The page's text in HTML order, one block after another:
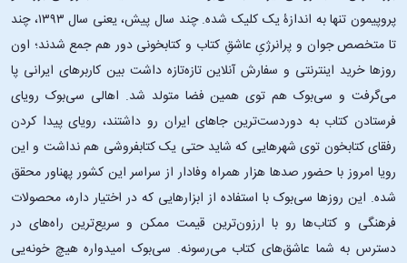
پروپیمون تنها به اندازۀ یک کلیک شده. چند سال پیش، یعنی سال ۱۳۹۳، چند
تا متخصص جوان و پرانرژیِ عاشقِ کتاب و کتابخونی دور هم جمع شدند؛ اون‌
روزها خرید اینترنتی و سفارش آنلاین تازه‌تازه داشت بین کاربرهای ایرانی پا
می‌گرفت و سی‌بوک هم توی همین فضا متولد شد. اهالی سی‌بوک رویای
فرستادن کتاب به دوردست‌ترین جاهای ایران رو داشتند، رویای پیدا کردن
رفقای کتابخون توی شهرهایی که شاید حتی یک کتابفروشی هم نداشت و این
رویا امروز با حضور صدها هزار همراه وفادار از سراسر این کشور پهناور محقق
شده. این ‌روزها سی‌بوک با استفاده از ابزارهایی که در اختیار داره، محصولات
فرهنگی و کتاب‌ها رو با ارزون‌ترین قیمت ممکن و سریع‌ترین راه‌های در
دسترس به شما عاشق‌های کتاب می‌رسونه. سی‌بوک امیدواره هیچ خونه‌یی